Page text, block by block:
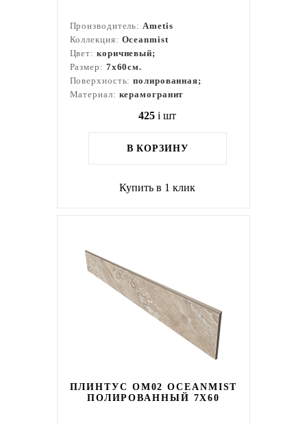
Производитель:Ametis
Коллекция: Oceanmist
Цвет: коричневый;
Размер: 7x60см.
Поверхность:полированная;
Материал: керамогранит
425 i шт
В КОРЗИНУ
Купить в 1 клик
ПЛИНТУС OM02 OCEANMIST
ПОЛИРОВАННЫЙ 7X60